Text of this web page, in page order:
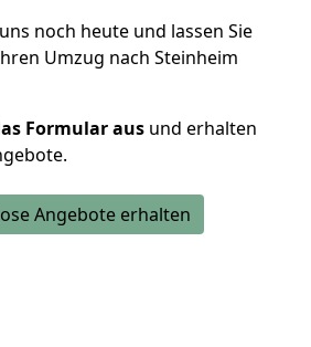
noch heute und lassen Sie
Umzug nach Steinheim
Formular aus und erhalten
Angebote erhalten